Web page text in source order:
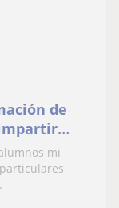
de
ESO y
mi